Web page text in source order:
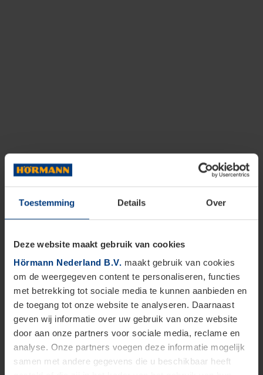
Toestemming Details Over
Deze website maakt gebruik van cookies
Hörmann Nederland B.V. maakt gebruik van cookies
om de weergegeven content te personaliseren, functies
met betrekking tot sociale media te kunnen aanbieden en
de toegang tot onze website te analyseren. Daarnaast
geven wij informatie over uw gebruik van onze website
door aan onze partners voor sociale media, reclame en
analyse. Onze partners voegen deze informatie mogelijk
samen met andere gegevens die u beschikbaar heeft